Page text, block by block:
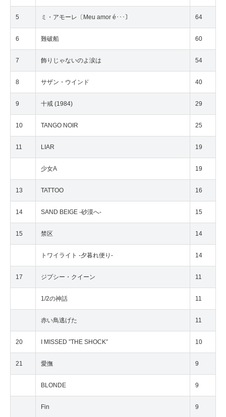
5 ミ・アモーレ〔Meu amor é･･･〕 64
6 難破船 60
7 飾りじゃないのよ涙は 54
8 サザン・ウインド 40
9 十戒 (1984) 29
10 TANGO NOIR 25
11 LIAR 19
少女A 19
13 TATTOO 16
14 SAND BEIGE -砂漠へ- 15
15 禁区 14
トワイライト -夕暮れ便り- 14
17 ジプシー・クイーン 11
1/2の神話 11
赤い鳥逃げた 11
20 I MISSED ”THE SHOCK” 10
21 愛撫 9
BLONDE 9
Fin 9